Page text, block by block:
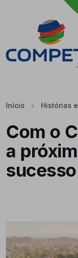
Saltar para o
Início Histórias
Com o
a